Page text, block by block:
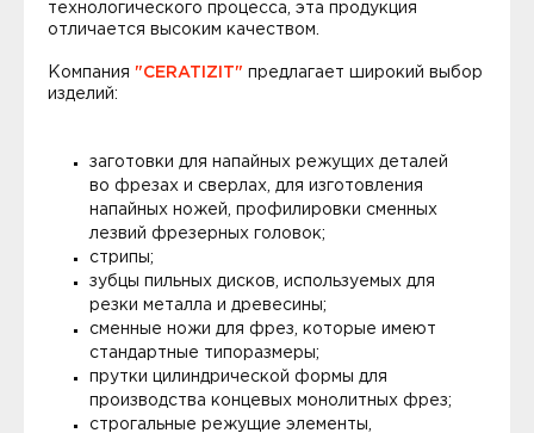
технологического процесса, эта продукция
отличается высоким качеством.
Компания "CERATIZIT" предлагает широкий выбор
изделий:
заготовки для напайных режущих деталей
во фрезах и сверлах, для изготовления
напайных ножей, профилировки сменных
лезвий фрезерных головок;
стрипы;
зубцы пильных дисков, используемых для
резки металла и древесины;
сменные ножи для фрез, которые имеют
стандартные типоразмеры;
прутки цилиндрической формы для
производства концевых монолитных фрез;
строгальные режущие элементы,